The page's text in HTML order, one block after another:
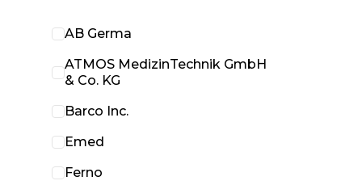
AB Germa
ATMOS MedizinTechnik GmbH
& Co. KG
Barco Inc.
Emed
Ferno